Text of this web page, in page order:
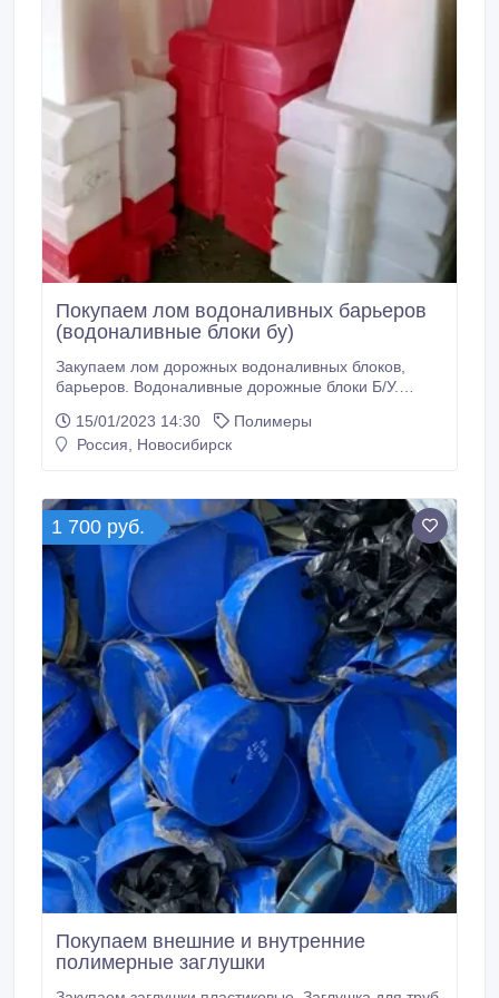
Покупаем лом водоналивных барьеров
(водоналивные блоки бу)
Закупаем лом дорожных водоналивных блоков,
барьеров. Водоналивные дорожные блоки Б/У.
водоналивных пластиковых бордюров.
Вкладывающийся дорожный водоналивной блок
полиэтиленовые трубы для ливневых отводов,
корпус, крышка с фиксаторами из пластика.
15/01/2023 14:30
Полимеры
Россия, Новосибирск
1 700 руб.
Покупаем внешние и внутренние
полимерные заглушки